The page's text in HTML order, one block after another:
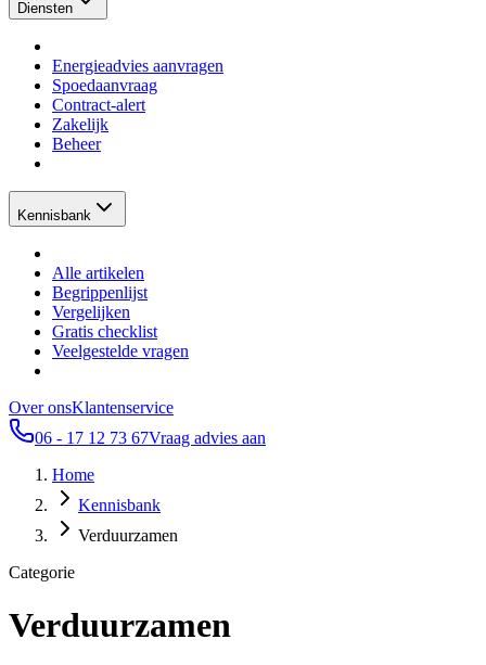
Diensten
Energieadvies aanvragen
Spoedaanvraag
Contract-alert
Zakelijk
Beheer
Kennisbank
Alle artikelen
Begrippenlijst
Vergelijken
Gratis checklist
Veelgestelde vragen
Over onsKlantenservice
06 - 17 12 73 67Vraag advies aan
Home
Kennisbank
Verduurzamen
Categorie
Verduurzamen